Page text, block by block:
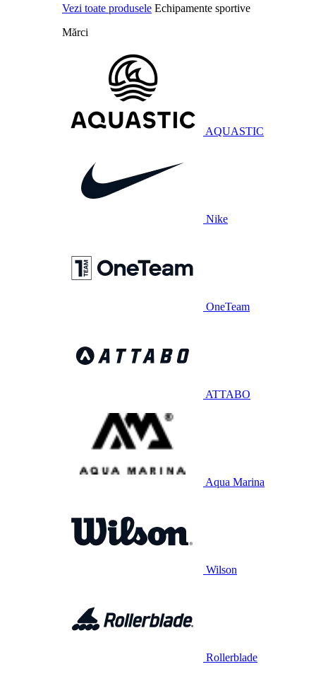
Vezi toate produsele Echipamente sportive
Mărci
AQUASTIC
Nike
OneTeam
ATTABO
Aqua Marina
Wilson
Rollerblade